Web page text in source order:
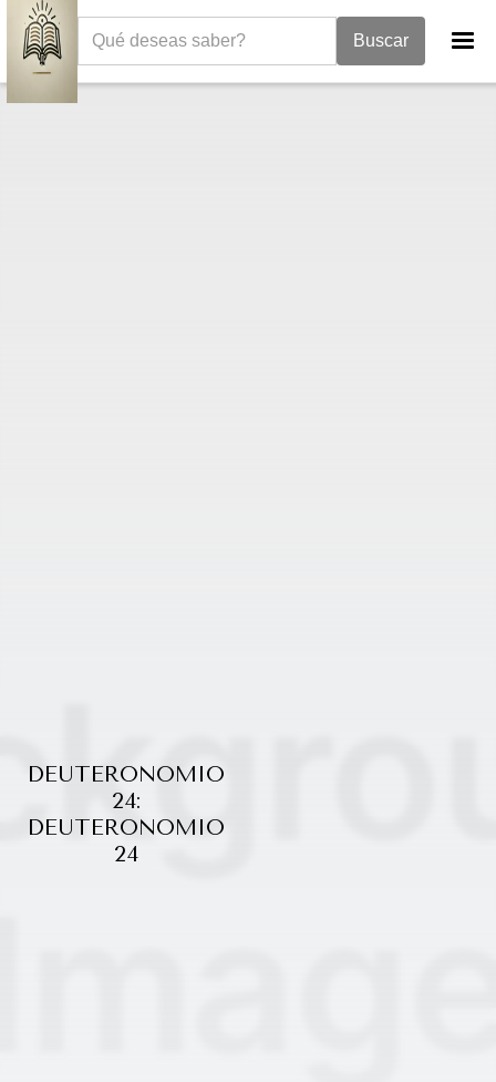
DEUTERONOMIO
24:
DEUTERONOMIO
24
La Biblia